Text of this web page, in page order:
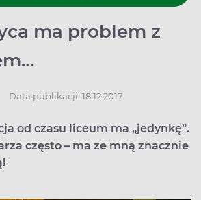
ma problem z
Data publikacji: 18.12.2017
od czasu liceum ma „jedynkę”.
często – ma ze mną znacznie